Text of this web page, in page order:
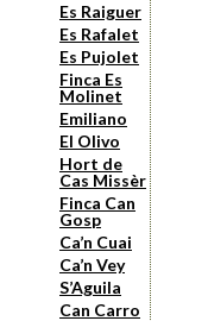
Es Raiguer
Es Rafalet
Es Pujolet
Finca Es
Molinet
Emiliano
El Olivo
Hort de
Cas Missèr
Finca Can
Gosp
Ca’n Cuai
Ca’n Vey
S’Aguila
Can Carro